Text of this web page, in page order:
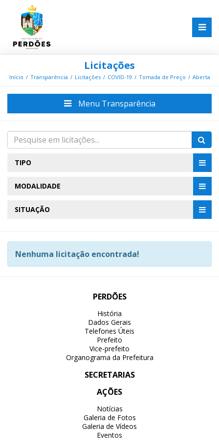
Licitações
Início Transparência Licitações COVID-19 Tomada de Preço Aberta
Menu Transparência
TIPO
MODALIDADE
SITUAÇÃO
Nenhuma licitação encontrada!
PERDÕES
História
Dados Gerais
Telefones Úteis
Prefeito
Vice-prefeito
Organograma da Prefeitura
SECRETARIAS
AÇÕES
Notícias
Galeria de Fotos
Galeria de Vídeos
Eventos